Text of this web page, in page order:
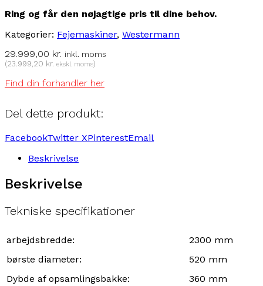
Ring og får den nøjagtige pris til dine behov.
Kategorier: Fejemaskiner, Westermann
29.999,00 kr. inkl. moms
(23.999,20 kr. ekskl. moms)
Find din forhandler her
Del dette produkt:
FacebookTwitter XPinterestEmail
Beskrivelse
Beskrivelse
Tekniske specifikationer
arbejdsbredde:
2300 mm
børste diameter:
520 mm
Dybde af opsamlingsbakke:
360 mm